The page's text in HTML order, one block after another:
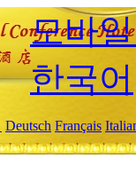
모바
한국어
Deutsch Français